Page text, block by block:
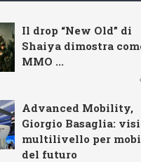
Il drop “New Old” di
Shaiya dimostra
MMO ...
Advanced Mobility,
Giorgio Basaglia:
multilivello per
del futuro